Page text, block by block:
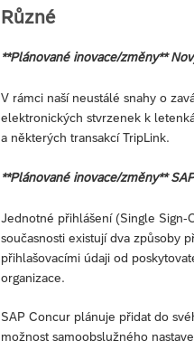
Různé
**Plánované inovace/změny**
V rámci naší neustálé snahy o
elektronických stvrzenek k
a některých transakcí TripLink.
**Plánované inovace/změny**
Jednotné přihlášení (Single Sign-
současnosti existují dva způsoby
přihlašovacími údaji od
organizace.
SAP Concur plánuje přidat do
možnost samoobslužného